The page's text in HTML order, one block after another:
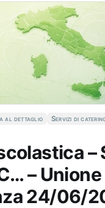
al dettaglio Servizi di
–
–
24/06/